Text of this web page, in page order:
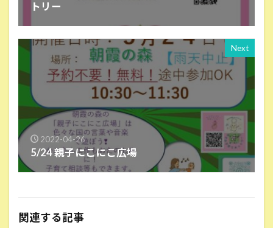
トリー
Next
2022-04-26
5/24 親子にこにこ広場
関連する記事